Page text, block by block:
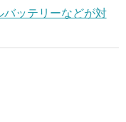
ッテリーなどが対